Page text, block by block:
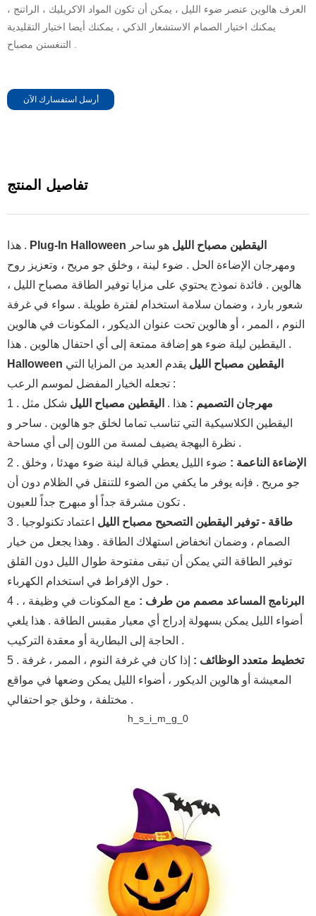
العرف هالوين عنصر ضوء الليل ، يمكن أن تكون المواد الاكريليك ، الراتنج ،
يمكنك اختيار الصمام الاستشعار الذكي ، يمكنك أيضا اختيار التقليدية
أرسل استفسارك الآن
تفاصيل المنتج
هذا . Plug-In Halloween اليقطين مصباح الليل هو ساحر
ومهرجان الإضاءة الحل . ضوء لينة ، وخلق جو مريح ، وتعزيز روح
هالوين . فائدة نموذج يحتوي على مزايا توفير الطاقة مصباح الليل ،
شعور بارد ، وضمان سلامة استخدام لفترة طويلة . سواء في غرفة
النوم ، الممر ، أو هالوين تحت عنوان الديكور ، المكونات في هالوين
اليقطين ليلة ضوء هو إضافة ممتعة إلى أي احتفال هالوين . هذا .
Halloween اليقطين مصباح الليل يقدم العديد من المزايا التي
تجعله الخيار المفضل لموسم الرعب :
1 .
مهرجان التصميم : هذا . اليقطين مصباح الليل شكل مثل
اليقطين الكلاسيكية التي تناسب تماما لخلق جو هالوين . ساحر و
نظرة البهجة يضيف لمسة من اللون إلى أي مساحة .
2 .
الإضاءة الناعمة : ضوء الليل يعطي قبالة لينة ضوء مهدئا ، وخلق
جو مريح . فإنه يوفر ما يكفي من الضوء للتنقل في الظلام دون أن
تكون مشرقة جداً أو مبهرج جداً للعيون .
3 .
طاقة - توفير اليقطين التصحيح مصباح الليل اعتماد تكنولوجيا
الصمام ، وضمان انخفاض استهلاك الطاقة . وهذا يجعل من خيار
توفير الطاقة التي يمكن أن تبقى مفتوحة طوال الليل دون القلق
حول الإفراط في استخدام الكهرباء .
4 .
البرنامج المساعد مصمم من طرف : مع المكونات في وظيفة ،
أضواء الليل يمكن بسهولة إدراج أي معيار مقبس الطاقة . هذا يلغي
الحاجة إلى البطارية أو معقدة التركيب .
5 .
تخطيط متعدد الوظائف : إذا كان في غرفة النوم ، الممر ، غرفة
المعيشة أو هالوين الديكور ، أضواء الليل يمكن وضعها في مواقع
مختلفة ، وخلق جو احتفالي .
h_s_i_m_g_0